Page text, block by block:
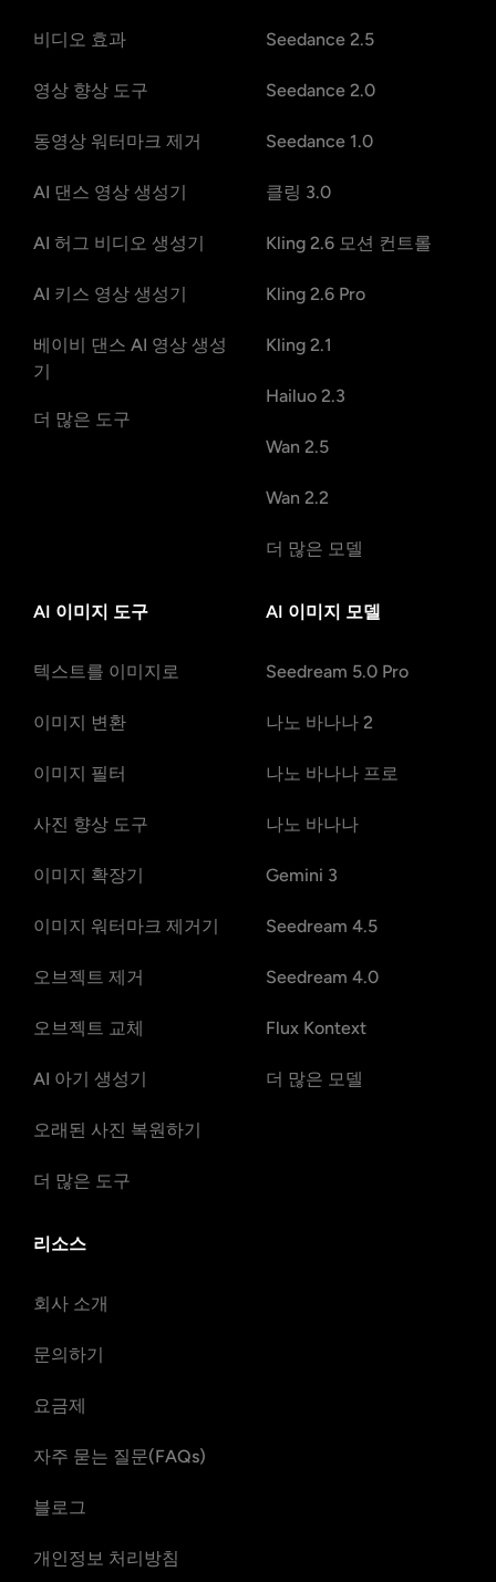
비디오 효과
영상 향상 도구
동영상 워터마크 제거
AI 댄스 영상 생성기
AI 허그 비디오 생성기
AI 키스 영상 생성기
베이비 댄스 AI 영상 생성
기
더 많은 도구
Seedance 2.5
Seedance 2.0
Seedance 1.0
클링 3.0
Kling 2.6 모션 컨트롤
Kling 2.6 Pro
Kling 2.1
Hailuo 2.3
Wan 2.5
Wan 2.2
더 많은 모델
AI 이미지 도구
텍스트를 이미지로
이미지 변환
이미지 필터
사진 향상 도구
이미지 확장기
이미지 워터마크 제거기
오브젝트 제거
오브젝트 교체
AI 아기 생성기
오래된 사진 복원하기
더 많은 도구
AI 이미지 모델
Seedream 5.0 Pro
나노 바나나 2
나노 바나나 프로
나노 바나나
Gemini 3
Seedream 4.5
Seedream 4.0
Flux Kontext
더 많은 모델
리소스
회사 소개
문의하기
요금제
자주 묻는 질문(FAQs)
블로그
개인정보 처리방침